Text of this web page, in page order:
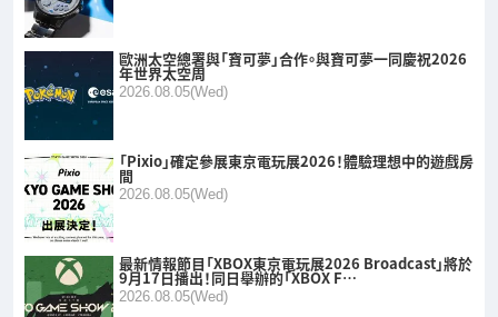
歐洲太空總署與「寶可夢」合作。與寶可夢一同慶祝2026
年世界太空周
2026.08.05(Wed)
「Pixio」確定參展東京電玩展2026！體驗理想中的遊戲房
間
2026.08.05(Wed)
最新情報節目「XBOX東京電玩展2026 Broadcast」將於
9月17日播出！同日舉辦的「XBOX F…
2026.08.05(Wed)